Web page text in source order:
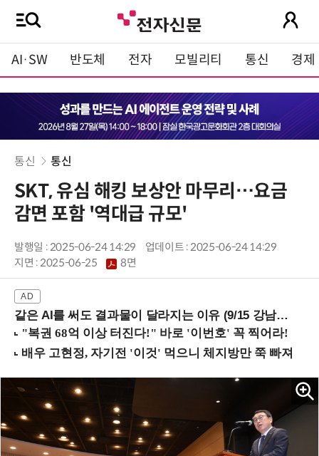
AI·SW 반도체 전자 모빌리티 통신 경제
통신 통신
SKT, 유심 해킹 보상안 마무리…요금
감면 포함 '역대급 규모'
발행일 : 2025-06-24 14:29
업데이트 : 2025-06-24 14:29
지면 :2025-06-25 8면
같은 AI를 써도 결과물이 달라지는 이유 (9/15 강남역)